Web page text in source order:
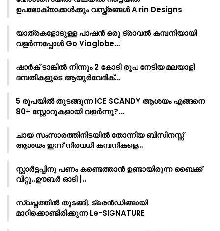
ഉപഭോക്താക്കൾക്കും വസ്ത്രങ്ങൾ Airin Designs
യാത്രകളോടുള്ള പാഷൻ ഒരു ട്രാവൽ കമ്പനിയായി
വളർന്നപ്പോൾ Go Viaglobe…
ഷാർക്‌ ടാങ്കിൽ നിന്നും 2 കോടി രൂപ നേടിയ മലയാളി
ദമ്പതികളുടെ ആയുർവേദിക്…
5 രൂപയിൽ തുടങ്ങുന്ന ICE SCANDY ആശയം എങ്ങനെ
80+ സ്റ്റോറുകളായി വളർന്നു?…
ചായ സംസാരത്തിനിടയിൽ തോന്നിയ ബിസിനസ്സ്
ആശയം ഇന്ന് നിരവധി കമ്പനികളെ…
സ്റ്റാർട്ടപ്പിനു പണം കണ്ടെത്താൻ ഉണ്ടായിരുന്ന ബൈക്ക്
വിറ്റു..ഊബർ ഓടി |…
സ്വപ്നത്തിൽ തുടങ്ങി, ട്രെൻഡിങ്ങായി
മാറിക്കൊണ്ടിരിക്കുന്ന Le-SIGNATURE